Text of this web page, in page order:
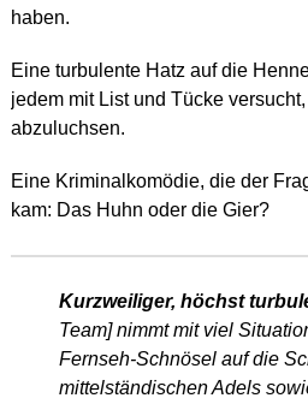
haben.
Eine turbulente Hatz auf die
jedem mit List und Tücke
abzuluchsen.
Eine Kriminalkomödie, die der
kam: Das Huhn oder die Gier?
Kurzweiliger, höchst
Team] nimmt mit viel
Fernseh-Schnösel auf die
mittelständischen Adels